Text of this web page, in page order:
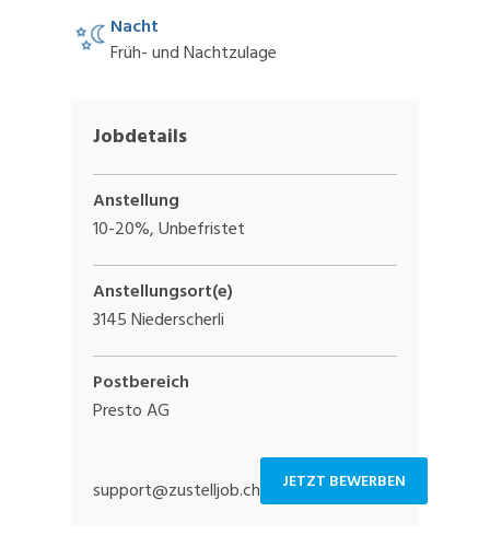
Nacht
Früh- und Nachtzulage
Jobdetails
Anstellung
10-20%, Unbefristet
Anstellungsort(e)
3145 Niederscherli
Postbereich
Presto AG
support@zustelljob.ch JETZT BEWERBEN